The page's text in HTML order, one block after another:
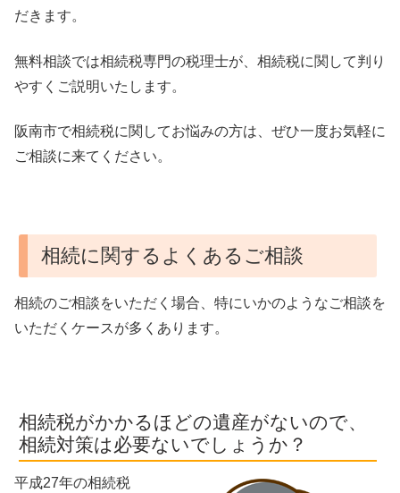
だきます。
無料相談では相続税専門の税理士が、相続税に関して判り
やすくご説明いたします。
阪南市で相続税に関してお悩みの方は、ぜひ一度お気軽に
ご相談に来てください。
相続に関するよくあるご相談
相続のご相談をいただく場合、特にいかのようなご相談を
いただくケースが多くあります。
相続税がかかるほどの遺産がないので、
相続対策は必要ないでしょうか？
平成27年の相続税